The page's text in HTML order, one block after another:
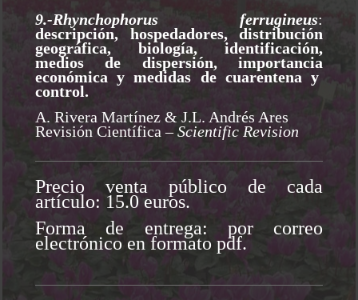
9.-Rhynchophorus ferrugineus:
descripción, hospedadores, distribución
geográfica, biología, identificación,
medios de dispersión, importancia
económica y medidas de cuarentena y
control.
A. Rivera Martínez & J.L. Andrés Ares
Revisión Científica– Scientific Revision
Precio venta público de cada
artículo: 15.0 euros.
Forma de entrega: por correo
electrónico en formato pdf.